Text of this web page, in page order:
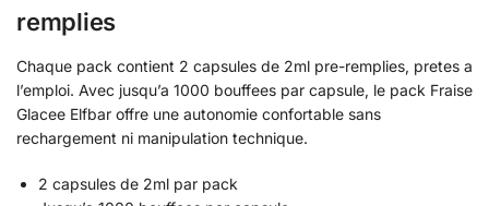
remplies
Chaque pack contient 2 capsules de 2ml pre-remplies, pretes a
l’emploi. Avec jusqu’a 1000 bouffees par capsule, le pack Fraise
Glacee Elfbar offre une autonomie confortable sans
rechargement ni manipulation technique.
2 capsules de 2ml par pack